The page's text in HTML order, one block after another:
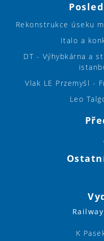
Rekonstrukce úseku
Italo a
DT - Výhybkárna a
Vlak LE Przemyśl -
Leo
K